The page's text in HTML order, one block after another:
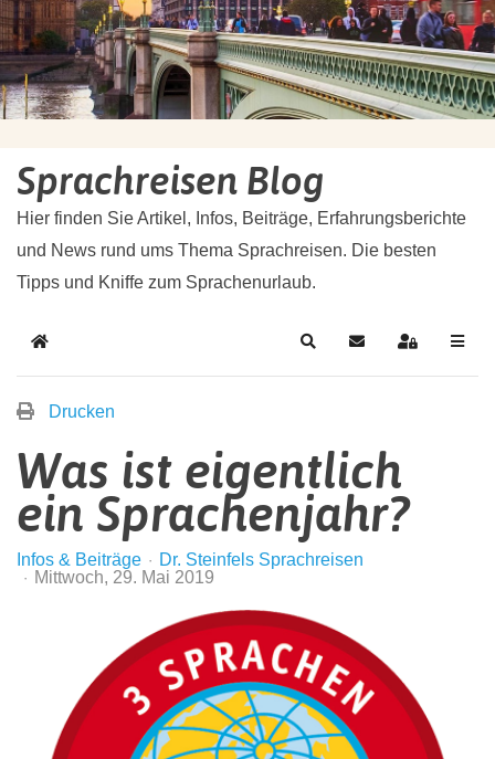
Sprachreisen Blog
Hier finden Sie Artikel, Infos, Beiträge, Erfahrungsberichte
und News rund ums Thema Sprachreisen. Die besten
Tipps und Kniffe zum Sprachenurlaub.
Drucken
Was ist eigentlich
ein Sprachenjahr?
Infos & Beiträge
Dr. Steinfels Sprachreisen
Mittwoch, 29. Mai 2019